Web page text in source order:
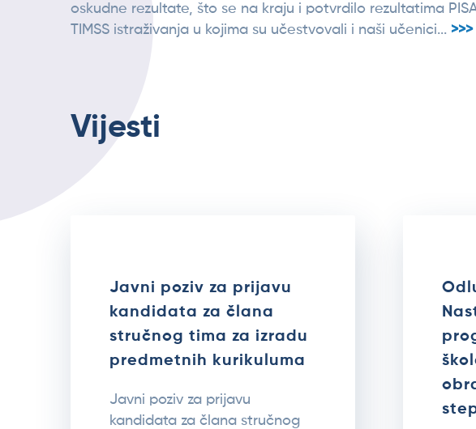
oskudne rezultate, što se na kraju i potvrdilo rezultatima
TIMSS istraživanja u kojima su učestvovali i naši učenici... >>>
Vijesti
Javni poziv za prijavu
kandidata za člana
stručnog tima za izradu
predmetnih kurikuluma
Javni poziv za prijavu
kandidata za člana stručnog